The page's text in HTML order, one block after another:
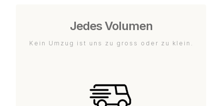
Jedes Volumen
Kein Umzug ist uns zu gross oder zu klein.